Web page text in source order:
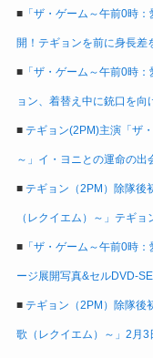
■「ザ・ゲーム～午前0時
開！テギョンを前に身長差
■「ザ・ゲーム～午前0時
ョン、着替え中に銃口を向
■ テギョン(2PM)主演「ザ
～」イ・ヨニとの運命の出
■ テギョン（2PM）除隊後
（レクイエム）～」テギ
■「ザ・ゲーム～午前0時
ージ展開写真&セルDVD-
■ テギョン（2PM）除隊後
歌（レクイエム）～」2月3